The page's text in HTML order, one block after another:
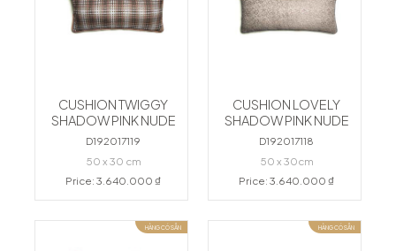
CUSHION TWIGGY
SHADOW PINK NUDE
D192017119
50 x 30 cm
Price: 3.640.000 ₫
CUSHION LOVELY
SHADOW PINK NUDE
D192017118
50 x 30cm
Price: 3.640.000 ₫
HÀNG CÓ SẴN HÀNG CÓ SẴN